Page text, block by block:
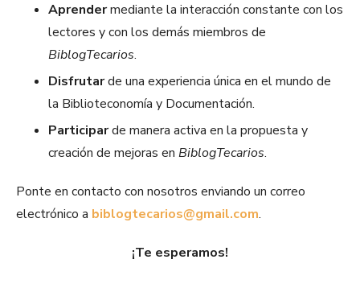
Aprendermediante la interacción constante con los
lectores y con los demás miembros de
BiblogTecarios.
Disfrutarde una experiencia única en el mundo de
la Biblioteconomía y Documentación.
Participarde manera activa en la propuesta y
creación de mejoras en BiblogTecarios.
Ponte en contacto con nosotros enviando un correo
electrónico a biblogtecarios@gmail.com.
¡Te esperamos!